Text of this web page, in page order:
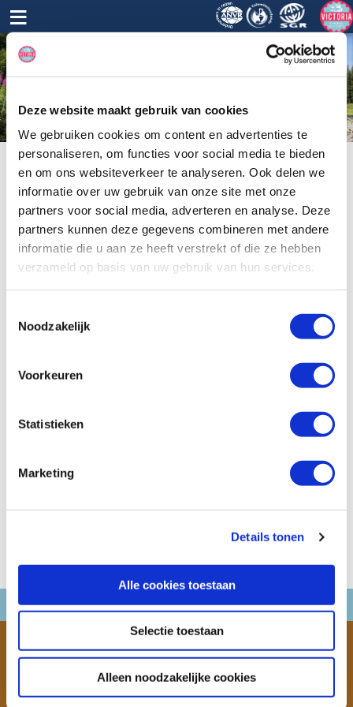
Deze website maakt gebruik van cookies
We gebruiken cookies om content en advertenties te
personaliseren, om functies voor social media te bieden
en om ons websiteverkeer te analyseren. Ook delen we
informatie over uw gebruik van onze site met onze
partners voor social media, adverteren en analyse. Deze
partners kunnen deze gegevens combineren met andere
informatie die u aan ze heeft verstrekt of die ze hebben
verzameld op basis van uw gebruik van hun services.
Noodzakelijk
Voorkeuren
Statistieken
Marketing
Details tonen
Alle cookies toestaan
Selectie toestaan
Alleen noodzakelijke cookies
≡
De aanvraag is in behandeling genomen.
Wij streven ernaar binnen 1 werkdag en uiterlijk 2 werkdagen een
offerte te sturen. Het kan gebeuren dat de offerte in de folder van
Ongewenste e-mails terecht is gekomen. Hou deze folder ook
even in de gaten of laat het ons weten als je niets hebt ontvangen
Heb je in de tussentijd vragen? Aarzel dan niet om contact met ons
Wij zijn telefonisch bereikbaar op 072-2010175 en ook via e-mail
ALGEMENE VOORWAARDEN DISCLAIMER PRIVACY
CONTACT
TOEGANKELIJKHEID